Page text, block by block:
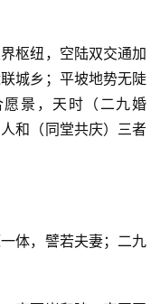
枢纽，空陆双交通加
城乡；平坡地势无陡
景，天时（二九婚
和（同堂共庆）三者
体，譬若夫妻；二九